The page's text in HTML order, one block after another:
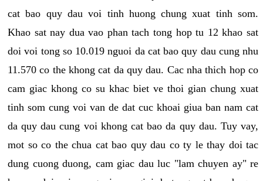
cat bao quy dau voi tinh huong chung xuat tinh som.
Khao sat nay dua vao phan tach tong hop tu 12 khao sat
doi voi tong so 10.019 nguoi da cat bao quy dau cung nhu
11.570 co the khong cat da quy dau. Cac nha thich hop co
cam giac khong co su khac biet ve thoi gian chung xuat
tinh som cung voi van de dat cuc khoai giua ban nam cat
da quy dau cung voi khong cat bao da quy dau. Tuy vay,
mot so co the chua cat bao quy dau co ty le thay doi tac
dung cuong duong, cam giac dau luc "lam chuyen ay" re